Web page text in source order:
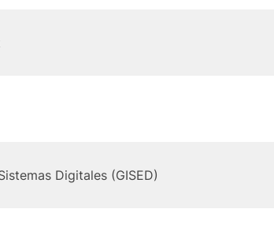
Digitales (GISED)